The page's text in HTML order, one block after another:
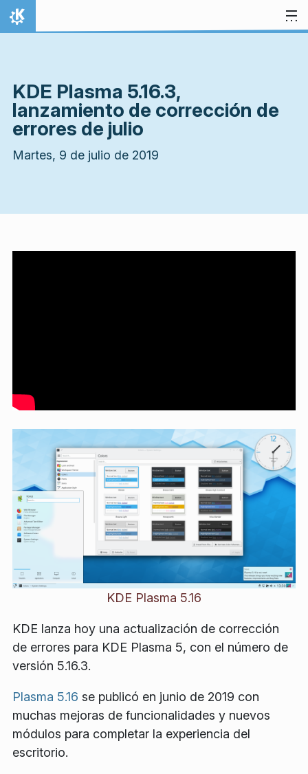
Ir al contenido
Inicio
KDE Plasma 5.16.3,
lanzamiento de corrección de
errores de julio
Martes, 9 de julio de 2019
KDE Plasma 5.16
KDE lanza hoy una actualización de corrección
de errores para KDE Plasma 5, con el número de
versión 5.16.3.
Plasma 5.16 se publicó en junio de 2019 con
muchas mejoras de funcionalidades y nuevos
módulos para completar la experiencia del
escritorio.